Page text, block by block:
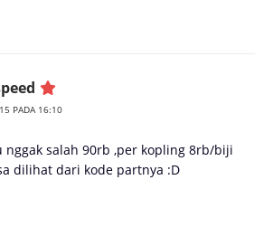
PADA 16:10
nggak salah 90rb ,per kopling 8rb/biji
dilihat dari kode partnya :D